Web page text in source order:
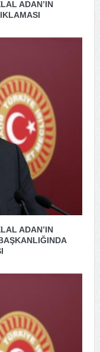
ADAN’IN
ADAN’IN